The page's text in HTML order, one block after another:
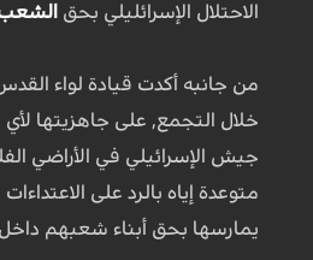
الاحتلال الإسرائليلي بحق
من جانبه أكدت قيادة لواء
خلال التجمع, على جاهزيتها
جيش الإسرائيلي في الأراضي
متوعدة إياه بالرد على
يمارسها بحق أبناء شعبهم داخل